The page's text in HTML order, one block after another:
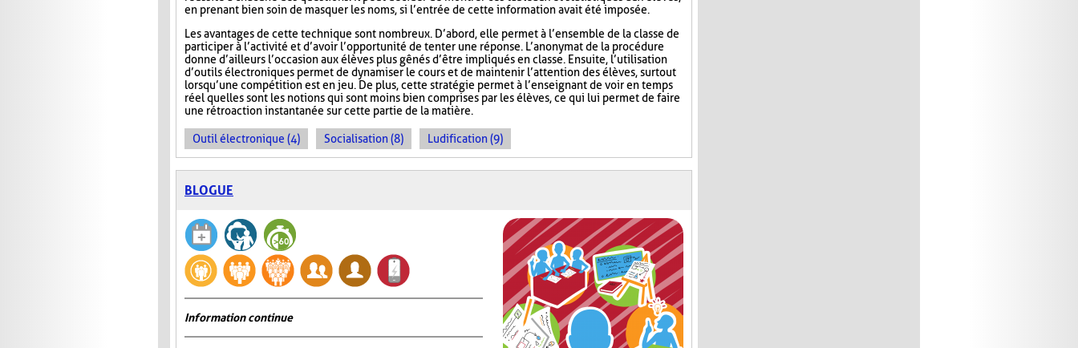
en prenant bien soin de masquer les noms, si l’entrée de cette information avait été imposée.
Les avantages de cette technique sont nombreux. D’abord, elle permet à l’ensemble de la classe de
participer à l’activité et d’avoir l’opportunité de tenter une réponse. L’anonymat de la procédure
donne d’ailleurs l’occasion aux élèves plus gênés d’être impliqués en classe. Ensuite, l’utilisation
d’outils électroniques permet de dynamiser le cours et de maintenir l’attention des élèves, surtout
lorsqu’une compétition est en jeu. De plus, cette stratégie permet à l’enseignant de voir en temps
réel quelles sont les notions qui sont moins bien comprises par les élèves, ce qui lui permet de faire
une rétroaction instantanée sur cette partie de la matière.
Outil électronique (4) Socialisation (8) Ludification (9)
BLOGUE
Information continue